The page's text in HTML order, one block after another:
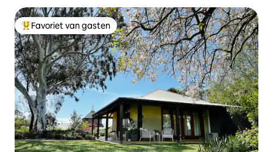
Topfavoriet van gasten
Favoriet van gasten